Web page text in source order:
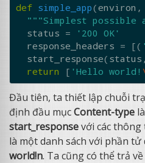
def simple_app(environ ,
"""Simplest
status =
'200 OK'
response_headers = [(
start_response( status ,
return
[ 'Hello world!
Đầu tiên, ta thiết lập chuỗi
định đầu mụcContent-type là
start_responsevới các thông
là một danh sách với phần tử
world!n. Ta cũng có thể trả